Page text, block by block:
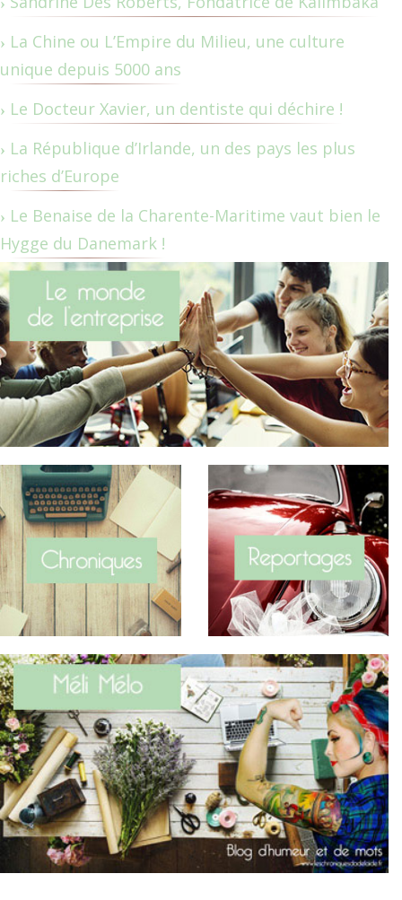
La Chine ou L’Empire du Milieu, une culture
unique depuis 5000 ans
Le Docteur Xavier, un dentiste qui déchire !
La République d’Irlande, un des pays les plus
riches d’Europe
Le Benaise de la Charente-Maritime vaut bien le
Hygge du Danemark !